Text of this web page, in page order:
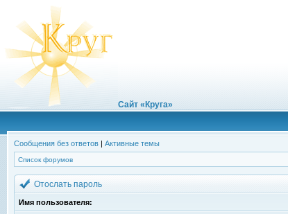
Сайт «Круга»
Сообщения без ответов | Активные темы
Список форумов
Отослать пароль
Имя пользователя: